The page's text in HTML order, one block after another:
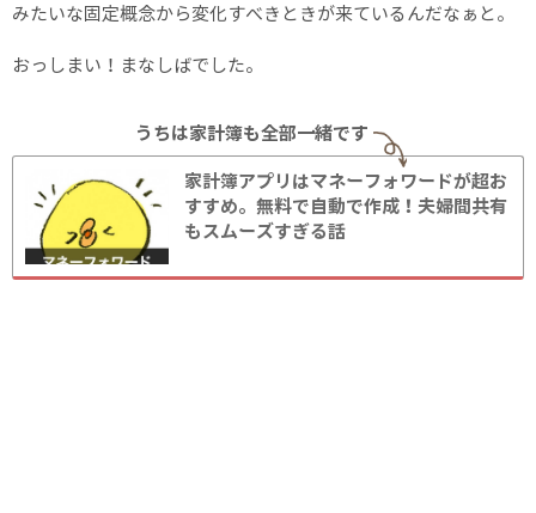
みたいな固定概念から変化すべきときが来ているんだなぁと。
おっしまい！まなしばでした。
うちは家計簿も全部一緒です
家計簿アプリはマネーフォワードが超お
すすめ。無料で自動で作成！夫婦間共有
もスムーズすぎる話